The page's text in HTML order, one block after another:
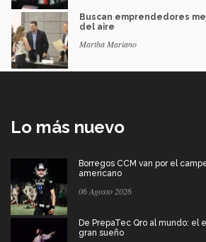
Buscan emprendedores
del aire
Martha Mariano
Lo más nuevo
Borregos CCM van por el
americano
06 Agosto 2026
De PrepaTec Qro al mundo: el
gran sueño